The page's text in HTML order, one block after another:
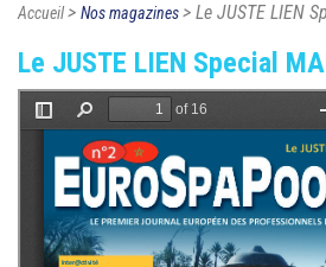
Accueil> Nos magazines> Le JUSTE LIEN
Le JUSTE LIEN Special